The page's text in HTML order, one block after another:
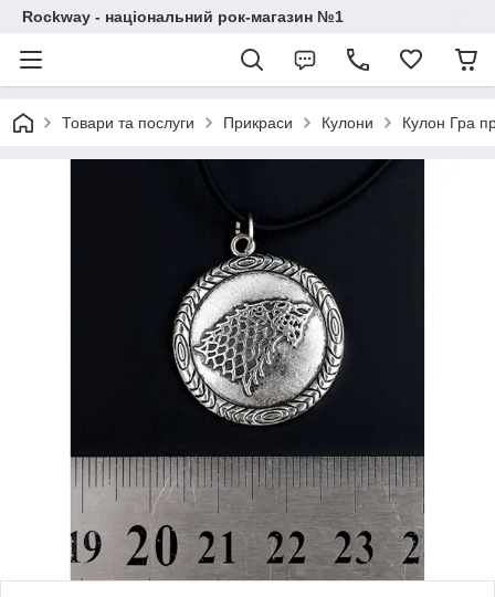
Rockway - національний рок-магазин №1
Товари та послуги Прикраси Кулони Кулон Гра